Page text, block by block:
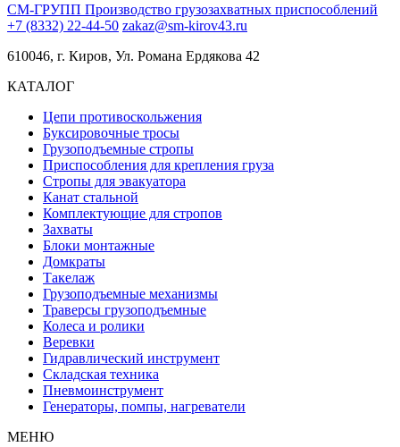
СМ-ГРУПП Производство грузозахватных приспособлений
+7 (8332) 22-44-50 zakaz@sm-kirov43.ru
610046, г. Киров, Ул. Романа Ердякова 42
КАТАЛОГ
Цепи противоскольжения
Буксировочные тросы
Грузоподъемные стропы
Приспособления для крепления груза
Стропы для эвакуатора
Канат стальной
Комплектующие для стропов
Захваты
Блоки монтажные
Домкраты
Такелаж
Грузоподъемные механизмы
Траверсы грузоподъемные
Колеса и ролики
Веревки
Гидравлический инструмент
Складская техника
Пневмоинструмент
Генераторы, помпы, нагреватели
МЕНЮ